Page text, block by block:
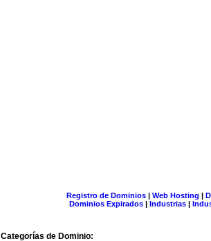
Registro de Dominios| Web Hosting |
Dominios Expirados | Industrias |
Categorías de Dominio: